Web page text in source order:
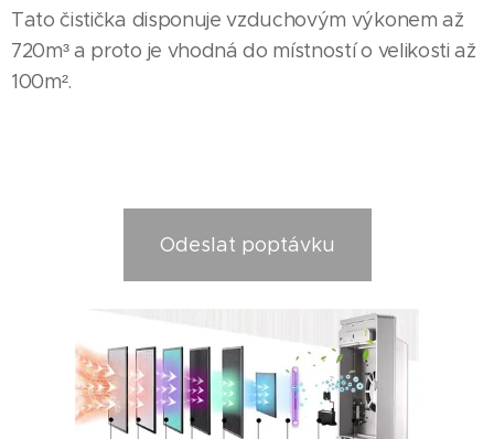
Tato čistička disponuje vzduchovým výkonem až
720m³ a proto je vhodná do místností o velikosti až
100m².
Odeslat poptávku